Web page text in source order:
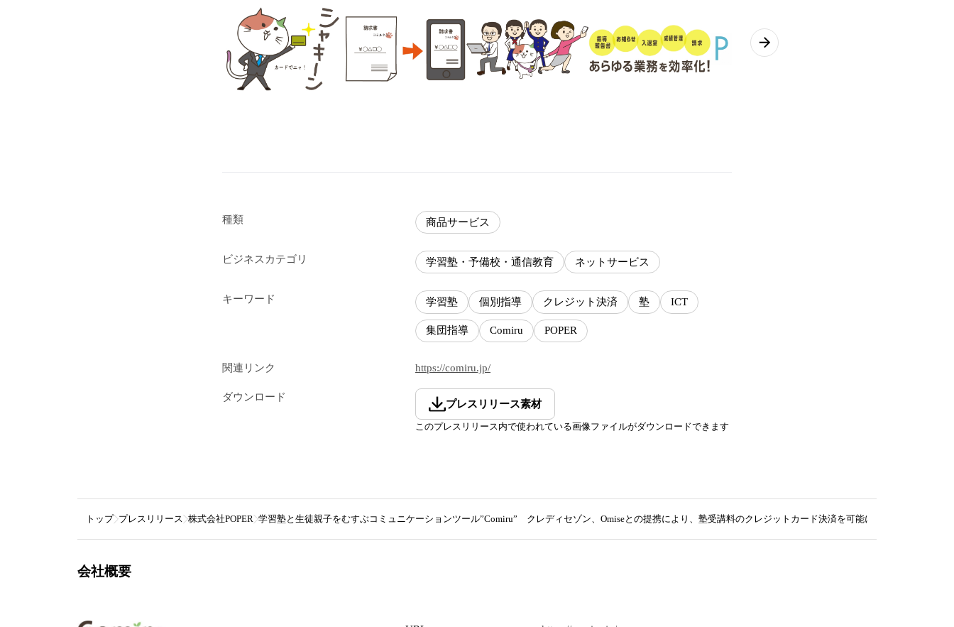
種類 商品サービス
ビジネスカテゴリ 学習塾・予備校・通信教育 ネットサービス
キーワード 学習塾 個別指導 クレジット決済 塾 ICT
集団指導 Comiru POPER
関連リンク https://comiru.jp/
ダウンロード
プレスリリース素材
このプレスリリース内で使われている画像ファイルがダウンロードできます
トップ プレスリリース 株式会社POPER 学習塾と生徒親子をむすぶコミュニケーションツール”Comiru” クレディセゾン、Omiseとの提携により、塾受講料のクレジットカード決済を可能に！！
会社概要